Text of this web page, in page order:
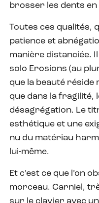
brosser les dents en
Toutes ces qualités,
patience et
manière distanciée.
solo Erosions (au
que la beauté réside
que dans la fragilité,
désagrégation. Le
esthétique et une
nu du matériau
lui-même.
Et c’est ce que l’on
morceau. Carniel,